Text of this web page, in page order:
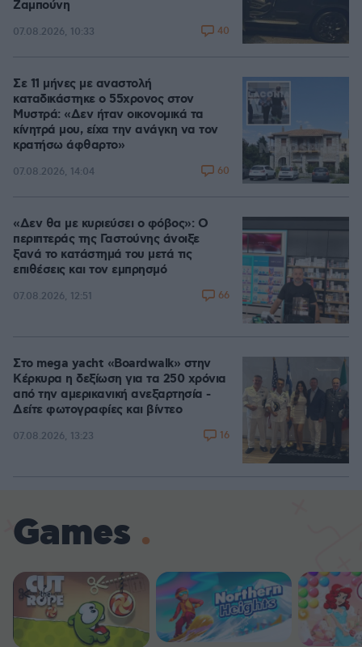
Ζαμπούνη
07.08.2026, 10:33 40
Σε 11 μήνες με αναστολή
καταδικάστηκε ο 55χρονος στον
Μυστρά: «Δεν ήταν οικονομικά τα
κίνητρά μου, είχα την ανάγκη να τον
κρατήσω άφθαρτο»
07.08.2026, 14:04 60
«Δεν θα με κυριεύσει ο φόβος»: Ο
περιπτεράς της Γαστούνης άνοιξε
ξανά το κατάστημά του μετά τις
επιθέσεις και τον εμπρησμό
07.08.2026, 12:51 66
Στο mega yacht «Boardwalk» στην
Κέρκυρα η δεξίωση για τα 250 χρόνια
από την αμερικανική ανεξαρτησία -
Δείτε φωτογραφίες και βίντεο
07.08.2026, 13:23 16
Games